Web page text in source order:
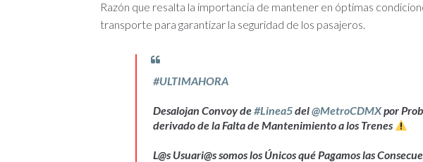
Razón que resalta la importancia de mantener en óptimas
transporte para garantizar la seguridad de los pasajeros.
#ULTIMAHORA
Desalojan Convoy de#Linea5del@MetroCDMXpor
derivado de la Falta de Mantenimiento a los Trenes
L@s Usuari@s somos los Únicos qué Pagamos las